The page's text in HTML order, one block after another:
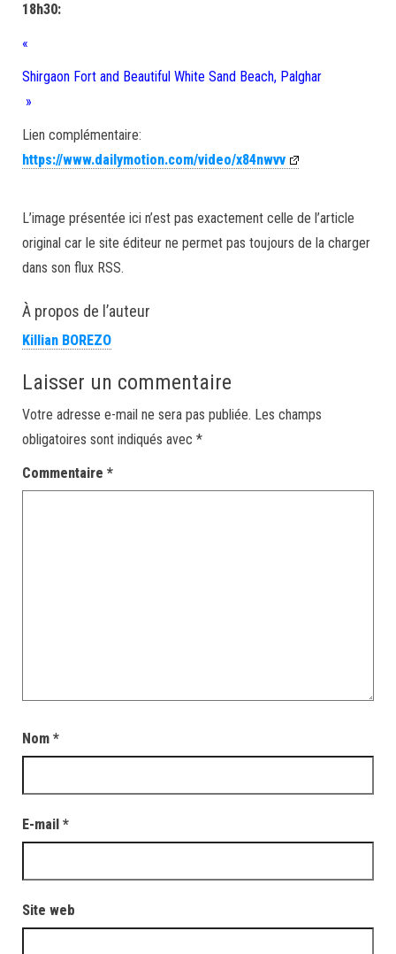
18h30:
«
Shirgaon Fort and Beautiful White Sand Beach, Palghar
»
Lien complémentaire:
https://www.dailymotion.com/video/x84nwvv
L’image présentée ici n’est pas exactement celle de l’article
original car le site éditeur ne permet pas toujours de la charger
dans son flux RSS.
À propos de l’auteur
Killian BOREZO
Laisser un commentaire
Votre adresse e-mail ne sera pas publiée. Les champs
obligatoires sont indiqués avec *
Commentaire *
Nom *
E-mail *
Site web